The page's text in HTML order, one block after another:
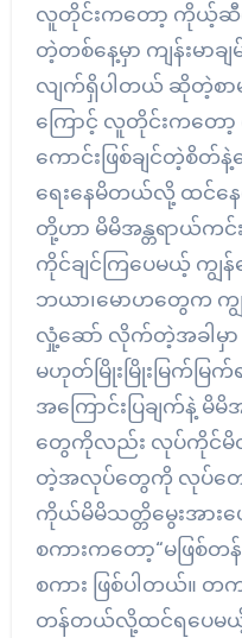
လူတိုင်းကတော့ ကိုယ့်ဆီ
တဲ့တစ်နေ့မှာ ကျန်းမာချ
လျက်ရှိပါတယ် ဆိုတဲ့စာမ
ကြောင့် လူတိုင်းကတေ
ကောင်းဖြစ်ချင်တဲ့စိတ်
ရေးနေမိတယ်လို့ ထင်န
တို့ဟာ မိမိအန္တရာယ်က
ကိုင်ချင်ကြပေမယ့် ကျွ
ဘယာ၊မောဟတွေက
လှုံ့ဆော် လိုက်တဲ့အခါမှာ
မဟုတ်မြိုးမြိုးမြက်မ
အကြောင်းပြချက်နဲ့
တွေကိုလည်း လုပ်ကိုင်မိ
တဲ့အလုပ်တွေကို လုပ်တေ
ကိုယ်မိမိသတ္တိမွေးအာ
စကားကတော့“မဖြစ်
စကား ဖြစ်ပါတယ်။ တ
တန်တယ်လို့ထင်ရပေမယ့်